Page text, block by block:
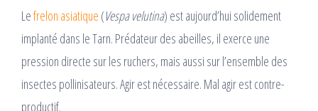
Lefrelon asiatique (Vespa velutina) est aujourd’hui solidement
implanté dans le Tarn. Prédateur des abeilles, il exerce une
pression directe sur les ruchers, mais aussi sur l’ensemble des
insectes pollinisateurs. Agir est nécessaire. Mal agir est contre-
productif.